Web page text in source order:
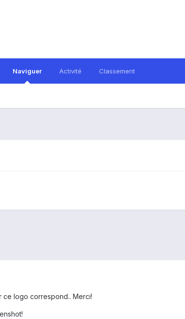
Naviguer Activité Classement
ce logo correspond.. Merci!